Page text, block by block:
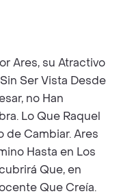
Ares, su Atractivo
Ser Vista Desde
no Han
Lo Que Raquel
de Cambiar. Ares
Hasta en Los
Que, en
Que Creía.